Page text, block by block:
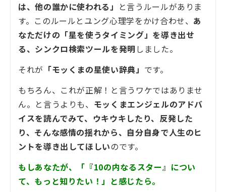
は、他の誰かに使われる」 と言うルールがありま
す。このルールとユング心理学をかけ合わせ、 あ
なただけの「星を使うタイミング」を導き出せ
る、シンクロ検索ツールを発明 しました。
それが 「モッくまの星使い辞典」 です。
もちろん、これが正解！と言うワケではありませ
ん。と言うよりも、 モッくまエンジェルのアドバ
イスを読んでみて、ウキウキしたり、反発した
り、そんな感情の揺れから、自分自身で人生のヒ
ントを導き出してほしいのです。
もしあなたが、「『10の内なるスター』につい
て、もっと知りたい！」と感じたら。